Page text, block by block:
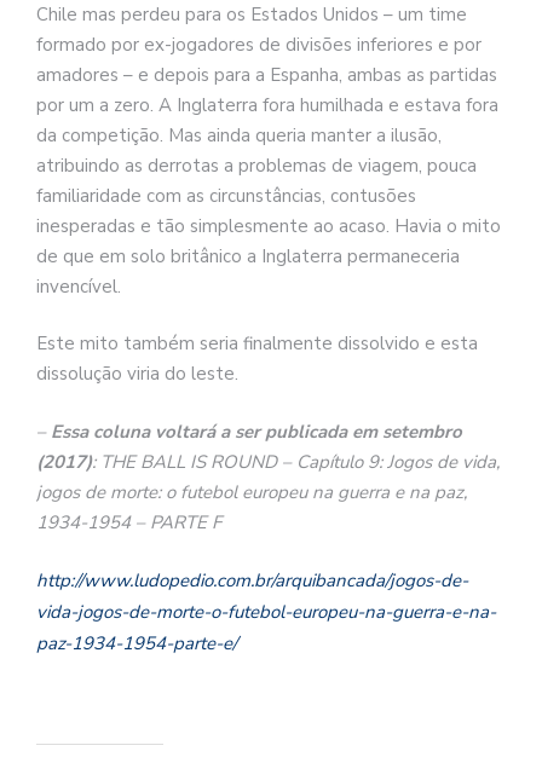
Chile mas perdeu para os Estados Unidos – um time
formado por ex-jogadores de divisões inferiores e por
amadores – e depois para a Espanha, ambas as partidas
por um a zero. A Inglaterra fora humilhada e estava fora
da competição. Mas ainda queria manter a ilusão,
atribuindo as derrotas a problemas de viagem, pouca
familiaridade com as circunstâncias, contusões
inesperadas e tão simplesmente ao acaso. Havia o mito
de que em solo britânico a Inglaterra permaneceria
invencível.
Este mito também seria finalmente dissolvido e esta
dissolução viria do leste.
– Essa coluna voltará a ser publicada em setembro
(2017): THE BALL IS ROUND – Capítulo 9: Jogos de vida,
jogos de morte: o futebol europeu na guerra e na paz,
1934-1954 – PARTE F
http://www.ludopedio.com.br/arquibancada/jogos-de-
vida-jogos-de-morte-o-futebol-europeu-na-guerra-e-na-
paz-1934-1954-parte-e/